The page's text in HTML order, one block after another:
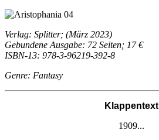
Verlag: Splitter; (März 2023)
Gebundene Ausgabe: 72 Seiten; 17 €
ISBN-13: 978-3-96219-392-8
Genre: Fantasy
Klappentext
1909...